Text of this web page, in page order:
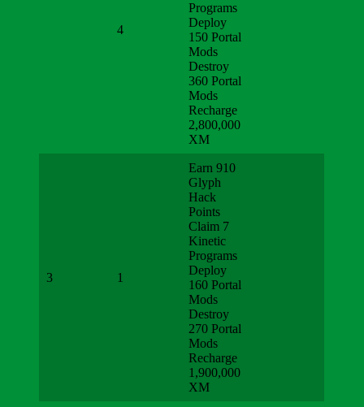
4
Programs
Deploy
150 Portal
Mods
Destroy
360 Portal
Mods
Recharge
2,800,000
XM
3 1
Earn 910
Glyph
Hack
Points
Claim 7
Kinetic
Programs
Deploy
160 Portal
Mods
Destroy
270 Portal
Mods
Recharge
1,900,000
XM